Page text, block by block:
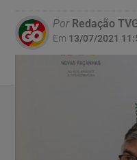
PorRedação
Em 13/07/2021